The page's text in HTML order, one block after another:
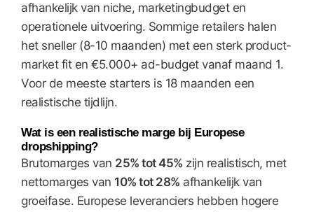
afhankelijk van niche, marketingbudget en
operationele uitvoering. Sommige retailers halen
het sneller (8-10 maanden) met een sterk product-
market fit en €5.000+ ad-budget vanaf maand 1.
Voor de meeste starters is 18 maanden een
realistische tijdlijn.
Wat is een realistische marge bij Europese
dropshipping?
Brutomarges van 25% tot 45% zijn realistisch, met
nettomarges van 10% tot 28% afhankelijk van
groeifase. Europese leveranciers hebben hogere